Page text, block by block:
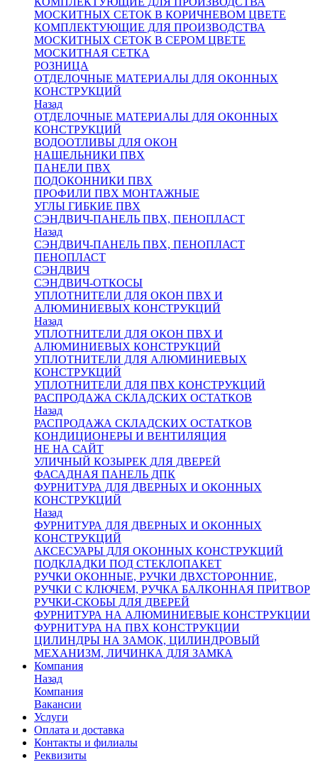
МОСКИТНЫХ СЕТОК В КОРИЧНЕВОМ ЦВЕТЕ
КОМПЛЕКТУЮЩИЕ ДЛЯ ПРОИЗВОДСТВА
МОСКИТНЫХ СЕТОК В СЕРОМ ЦВЕТЕ
МОСКИТНАЯ СЕТКА
РОЗНИЦА
ОТДЕЛОЧНЫЕ МАТЕРИАЛЫ ДЛЯ ОКОННЫХ
КОНСТРУКЦИЙ
Назад
ОТДЕЛОЧНЫЕ МАТЕРИАЛЫ ДЛЯ ОКОННЫХ
КОНСТРУКЦИЙ
ВОДООТЛИВЫ ДЛЯ ОКОН
НАЩЕЛЬНИКИ ПВХ
ПАНЕЛИ ПВХ
ПОДОКОННИКИ ПВХ
ПРОФИЛИ ПВХ МОНТАЖНЫЕ
УГЛЫ ГИБКИЕ ПВХ
СЭНДВИЧ-ПАНЕЛЬ ПВХ, ПЕНОПЛАСТ
Назад
СЭНДВИЧ-ПАНЕЛЬ ПВХ, ПЕНОПЛАСТ
ПЕНОПЛАСТ
СЭНДВИЧ
СЭНДВИЧ-ОТКОСЫ
УПЛОТНИТЕЛИ ДЛЯ ОКОН ПВХ И
АЛЮМИНИЕВЫХ КОНСТРУКЦИЙ
Назад
УПЛОТНИТЕЛИ ДЛЯ ОКОН ПВХ И
АЛЮМИНИЕВЫХ КОНСТРУКЦИЙ
УПЛОТНИТЕЛИ ДЛЯ АЛЮМИНИЕВЫХ
КОНСТРУКЦИЙ
УПЛОТНИТЕЛИ ДЛЯ ПВХ КОНСТРУКЦИЙ
РАСПРОДАЖА СКЛАДСКИХ ОСТАТКОВ
Назад
РАСПРОДАЖА СКЛАДСКИХ ОСТАТКОВ
КОНДИЦИОНЕРЫ И ВЕНТИЛЯЦИЯ
НЕ НА САЙТ
УЛИЧНЫЙ КОЗЫРЕК ДЛЯ ДВЕРЕЙ
ФАСАДНАЯ ПАНЕЛЬ ДПК
ФУРНИТУРА ДЛЯ ДВЕРНЫХ И ОКОННЫХ
КОНСТРУКЦИЙ
Назад
ФУРНИТУРА ДЛЯ ДВЕРНЫХ И ОКОННЫХ
КОНСТРУКЦИЙ
АКСЕСУАРЫ ДЛЯ ОКОННЫХ КОНСТРУКЦИЙ
ПОДКЛАДКИ ПОД СТЕКЛОПАКЕТ
РУЧКИ ОКОННЫЕ, РУЧКИ ДВХСТОРОННИЕ,
РУЧКИ С КЛЮЧЕМ, РУЧКА БАЛКОННАЯ ПРИТВОР
РУЧКИ-СКОБЫ ДЛЯ ДВЕРЕЙ
ФУРНИТУРА НА АЛЮМИНИЕВЫЕ КОНСТРУКЦИИ
ФУРНИТУРА НА ПВХ КОНСТРУКЦИИ
ЦИЛИНДРЫ НА ЗАМОК, ЦИЛИНДРОВЫЙ
МЕХАНИЗМ, ЛИЧИНКА ДЛЯ ЗАМКА
Компания
Назад
Компания
Вакансии
Услуги
Оплата и доставка
Контакты и филиалы
Реквизиты